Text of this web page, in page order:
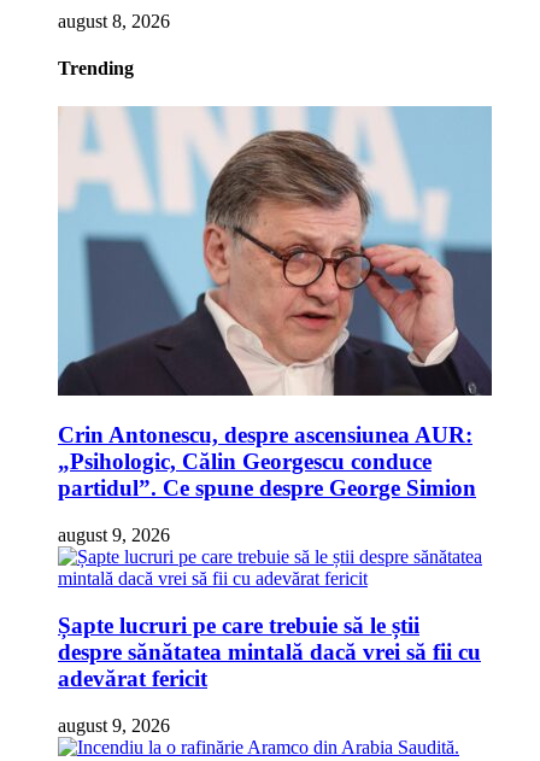
august 8, 2026
Trending
Crin Antonescu, despre ascensiunea AUR:
„Psihologic, Călin Georgescu conduce
partidul”. Ce spune despre George Simion
august 9, 2026
Șapte lucruri pe care trebuie să le știi
despre sănătatea mintală dacă vrei să fii cu
adevărat fericit
august 9, 2026